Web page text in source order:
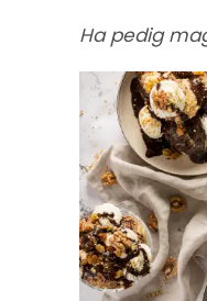
Ha pedig